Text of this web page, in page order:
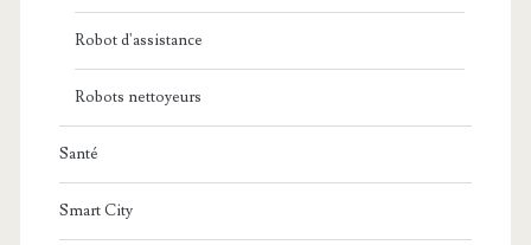
Robot d'assistance
Robots nettoyeurs
Santé
Smart City